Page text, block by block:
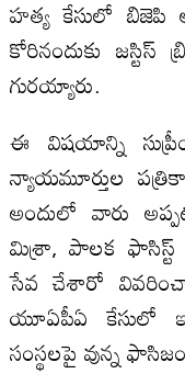
హత్య కేసులో బిజెపి
కోరినందుకు
గురయ్యారు.
ఈ విషయాన్ని
న్యాయమూర్తుల
అందులో వారు
మిశ్రా, పాలక
సేవ చేశారో
యూఏపీఏ కేసులో
సంస్థలపై వున్న